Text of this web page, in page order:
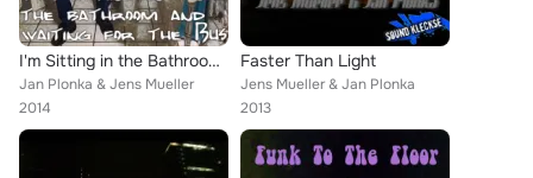
I'm Sitting in the Bathroom and Waiting for the Bus
Jan Plonka & Jens Mueller
2014
Faster Than Light
Jens Mueller & Jan Plonka
2013